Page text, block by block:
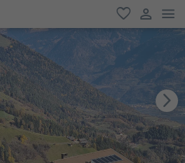
favorit
user link